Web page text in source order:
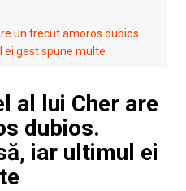
un trecut amoros dubios.
ei gest spune multe
al lui Cher are
dubios.
iar ultimul ei